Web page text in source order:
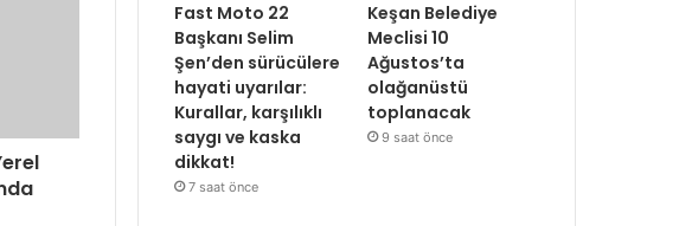
Fast Moto 22
Başkanı Selim
Şen’den sürücülere
hayati uyarılar:
Kurallar, karşılıklı
saygı ve kaska
dikkat!
7 saat önce
Keşan Belediye
Meclisi 10
Ağustos’ta
olağanüstü
toplanacak
9 saat önce